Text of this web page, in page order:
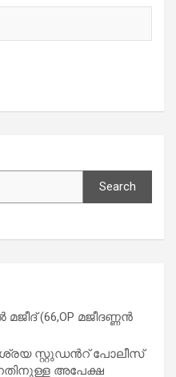
Search
(66,OP മജീദണ്ണൻ
സ്റ്റുഡന്‍റ് പോലീസ്
അപേക്ഷ